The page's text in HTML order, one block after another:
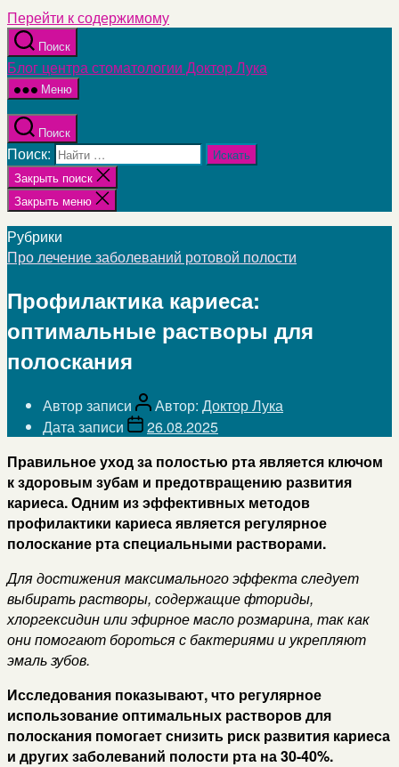
Перейти к содержимому
Поиск
Блог центра стоматологии Доктор Лука
Меню
Поиск
Поиск:
Закрыть поиск
Закрыть меню
Рубрики
Про лечение заболеваний ротовой полости
Профилактика кариеса:
оптимальные растворы для
полоскания
Автор записи Автор: Доктор Лука
Дата записи
26.08.2025
Правильное уход за полостью рта является ключом
к здоровым зубам и предотвращению развития
кариеса. Одним из эффективных методов
профилактики кариеса является регулярное
полоскание рта специальными растворами.
Для достижения максимального эффекта следует
выбирать растворы, содержащие фториды,
хлоргексидин или эфирное масло розмарина, так как
они помогают бороться с бактериями и укрепляют
эмаль зубов.
Исследования показывают, что регулярное
использование оптимальных растворов для
полоскания помогает снизить риск развития кариеса
и других заболеваний полости рта на 30-40%.